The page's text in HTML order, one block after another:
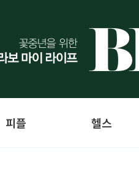
피플 헬스